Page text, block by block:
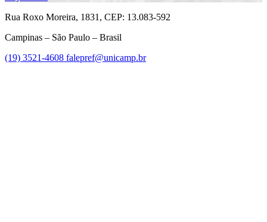
Rua Roxo Moreira, 1831, CEP: 13.083-592
Campinas – São Paulo – Brasil
(19) 3521-4608 falepref@unicamp.br